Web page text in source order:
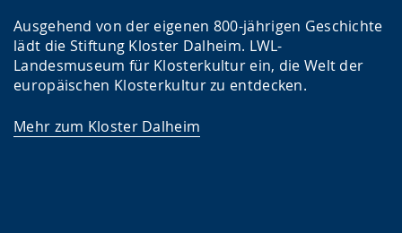
Ausgehend von der eigenen 800-jährigen Geschichte
lädt die Stiftung Kloster Dalheim. LWL-
Landesmuseum für Klosterkultur ein, die Welt der
europäischen Klosterkultur zu entdecken.
Mehr zum Kloster Dalheim